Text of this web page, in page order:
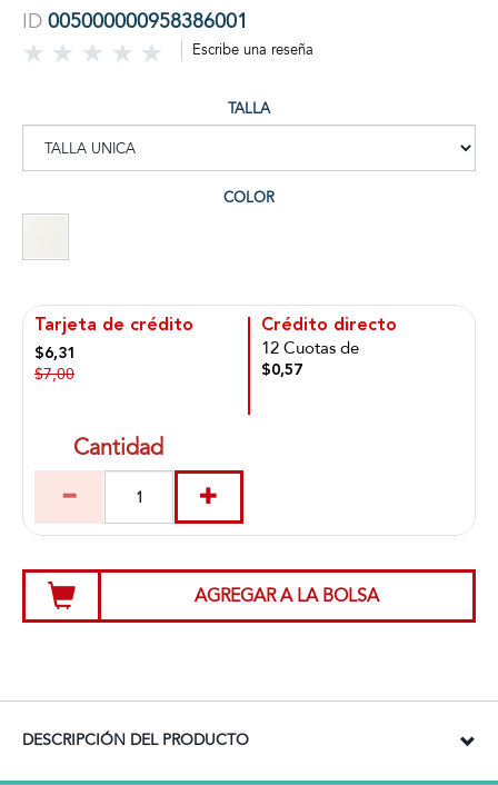
ID 005000000958386001
Escribe una reseña
TALLA
COLOR
Tarjeta de crédito
$6,31
$7,00
Crédito directo
12 Cuotas de
$0,57
Cantidad
AGREGAR A LA BOLSA
DESCRIPCIÓN DEL PRODUCTO